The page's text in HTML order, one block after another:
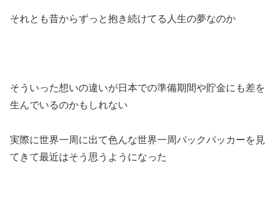
それとも昔からずっと抱き続けてる人生の夢なのか
そういった想いの違いが日本での準備期間や貯金にも差を
生んでいるのかもしれない
実際に世界一周に出て色んな世界一周バックパッカーを見
てきて最近はそう思うようになった